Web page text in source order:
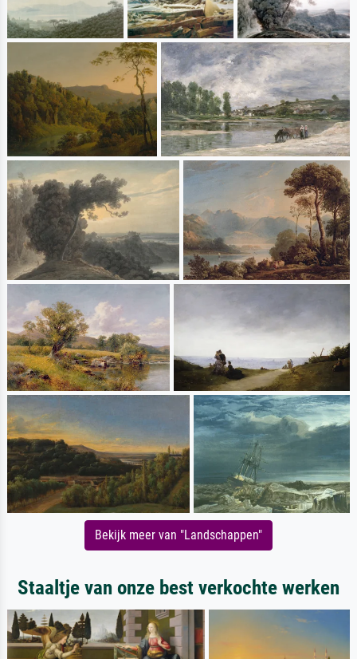
Bekijk meer van "Landschappen"
Staaltje van onze best verkochte werken